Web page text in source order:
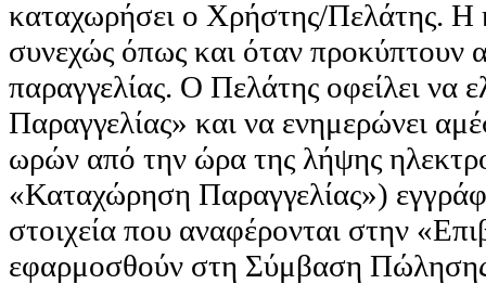
καταχωρήσει ο Χρήστης/Πελάτης. Η
συνεχώς όπως και όταν προκύπτουν
παραγγελίας. Ο Πελάτης οφείλει να
Παραγγελίας» και να ενημερώνει
ωρών από την ώρα της λήψης
«Καταχώρηση Παραγγελίας»)
στοιχεία που αναφέρονται στην
εφαρμοσθούν στη Σύμβαση